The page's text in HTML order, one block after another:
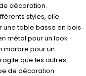
décoration.
styles, elle
une table basse en bois
métal pour un look
marbre pour un
que les autres
de décoration